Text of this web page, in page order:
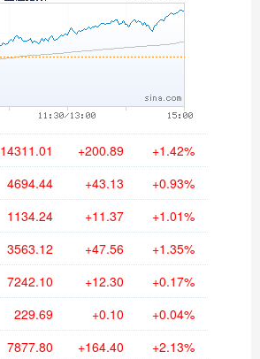
14311.01 +200.89 +1.42%
4694.44 +43.13 +0.93%
1134.24 +11.37 +1.01%
3563.12 +47.56 +1.35%
7242.10 +12.30 +0.17%
229.69 +0.10 +0.04%
7877.80 +164.40 +2.13%